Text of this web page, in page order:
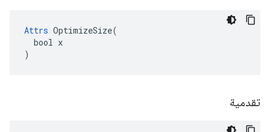
Attrs OptimizeSize(
  bool x
)
تقدمية